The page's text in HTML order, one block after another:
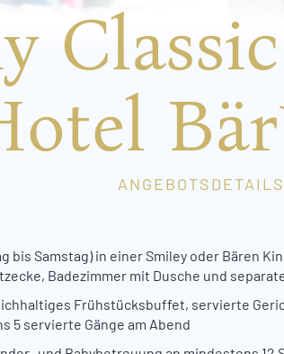
ANGEBOTSDETAILS
bis Samstag) in einer Smiley oder Bären
Badezimmer mit Dusche und
Frühstücksbuffet, servierte
5 servierte Gänge am Abend